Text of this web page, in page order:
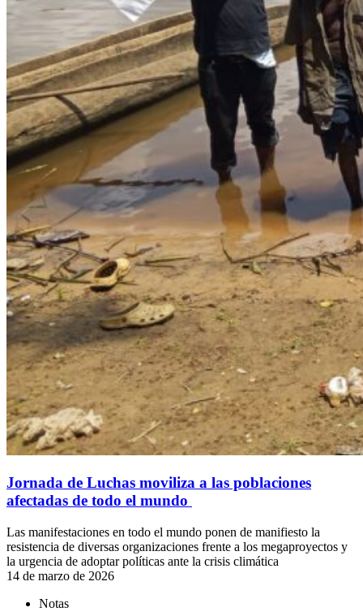
Jornada de Luchas moviliza a las poblaciones
afectadas de todo el mundo
Las manifestaciones en todo el mundo ponen de manifiesto la
resistencia de diversas organizaciones frente a los megaproyectos y
la urgencia de adoptar políticas ante la crisis climática
14 de marzo de 2026
Notas